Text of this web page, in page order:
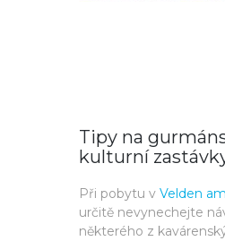
Tipy na
kulturní
Při pobytu v Velden
určitě nevynechejte
některého z